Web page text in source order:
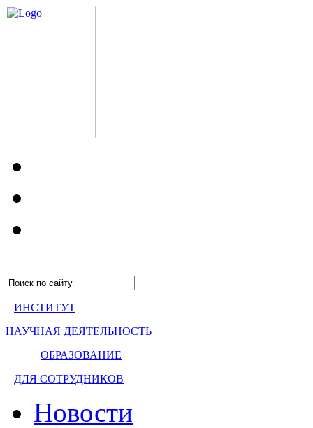
ИНСТИТУТ
НАУЧНАЯ ДЕЯТЕЛЬНОСТЬ
ОБРАЗОВАНИЕ
ДЛЯ СОТРУДНИКОВ
Новости